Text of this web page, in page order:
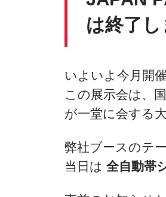
は終了し
いよいよ今月開
この展示会は、
が一堂に会する
弊社ブースのテ
当日は 全自動帯